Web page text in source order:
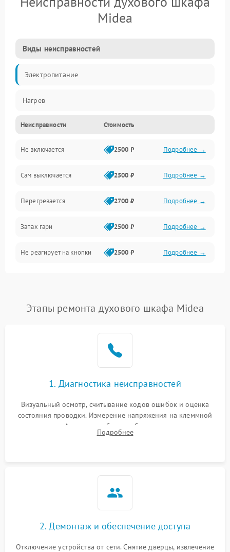
Midea
Виды неисправностей
Электропитание
Нагрев
Неисправности Стоимость
Не включается 2500 ₽ Подробнее →
Сам выключается 2500 ₽ Подробнее →
Перегревается 2700 ₽ Подробнее →
Запах гари 2500 ₽ Подробнее →
Не реагирует на кнопки 2500 ₽ Подробнее →
Этапы ремонта духового шкафа Midea
1. Диагностика неисправностей
Визуальный осмотр, считывание кодов ошибок и оценка
состояния проводки. Измерение напряжения на клеммной
колодке. Анализ жалоб на проблемы с нагревом,
конвекцией, панелью управления или блокировкой дверцы.
Подробнее
2. Демонтаж и обеспечение доступа
Отключение устройства от сети. Снятие дверцы, извлечение